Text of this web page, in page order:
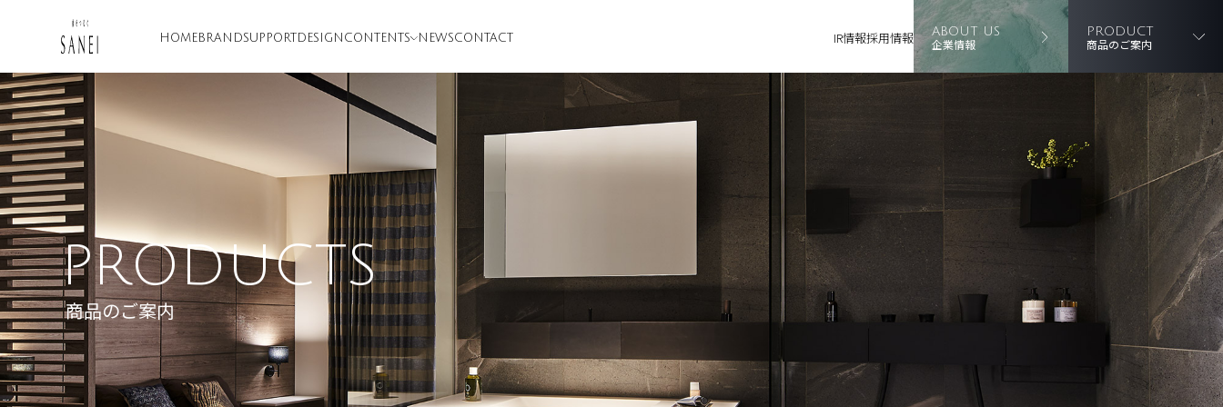
HOME BRANDSUPPORT DESIGN CONTENTS NEWSCONTACT IR情報採用情報 ABOUT US
企業情報
PRODUCT
商品のご案内
PRODUCTS
商品のご案内